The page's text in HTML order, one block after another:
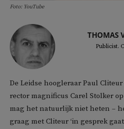
Foto: YouTube
THOMAS
Publicist.
De Leidse hoogleraar Paul
rector magnificus Carel Stolker
mag het natuurlijk niet heten –
graag met Cliteur ‘in gesprek